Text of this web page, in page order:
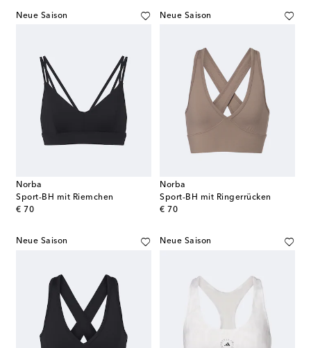
Neue Saison
Norba
Sport-BH mit Riemchen
€ 70
original price
Neue Saison
Norba
Sport-BH mit Ringerrücken
€ 70
original price
Neue Saison Neue Saison